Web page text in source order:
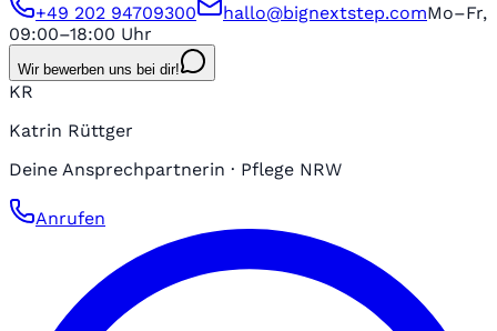
+49 202 94709300 hallo@bignextstep.comMo–Fr,
09:00–18:00 Uhr
Wir bewerben uns bei dir!
KR
Katrin Rüttger
Deine Ansprechpartnerin · Pflege NRW
Anrufen